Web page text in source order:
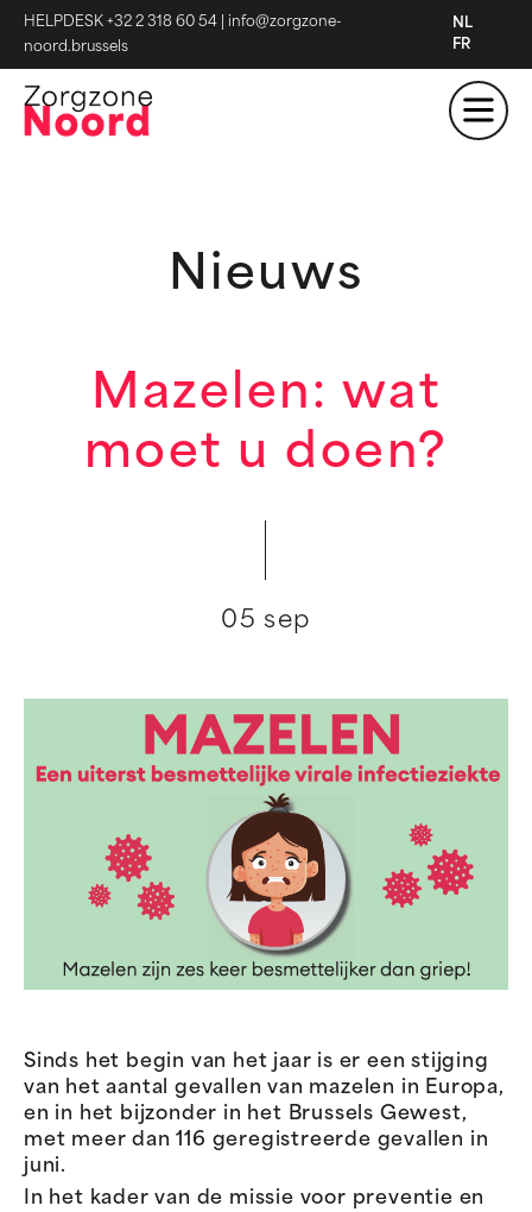
HELPDESK +32 2 318 60 54
info@zorgzone-
noord.brussels
NL
FR
Nieuws
Mazelen: wat
moet u doen?
05 sep
Sinds het begin van het jaar is er een stijging
van het aantal gevallen van mazelen in Europa,
en in het bijzonder in het Brussels Gewest,
met meer dan 116 geregistreerde gevallen in
juni.
In het kader van de missie voor preventie en